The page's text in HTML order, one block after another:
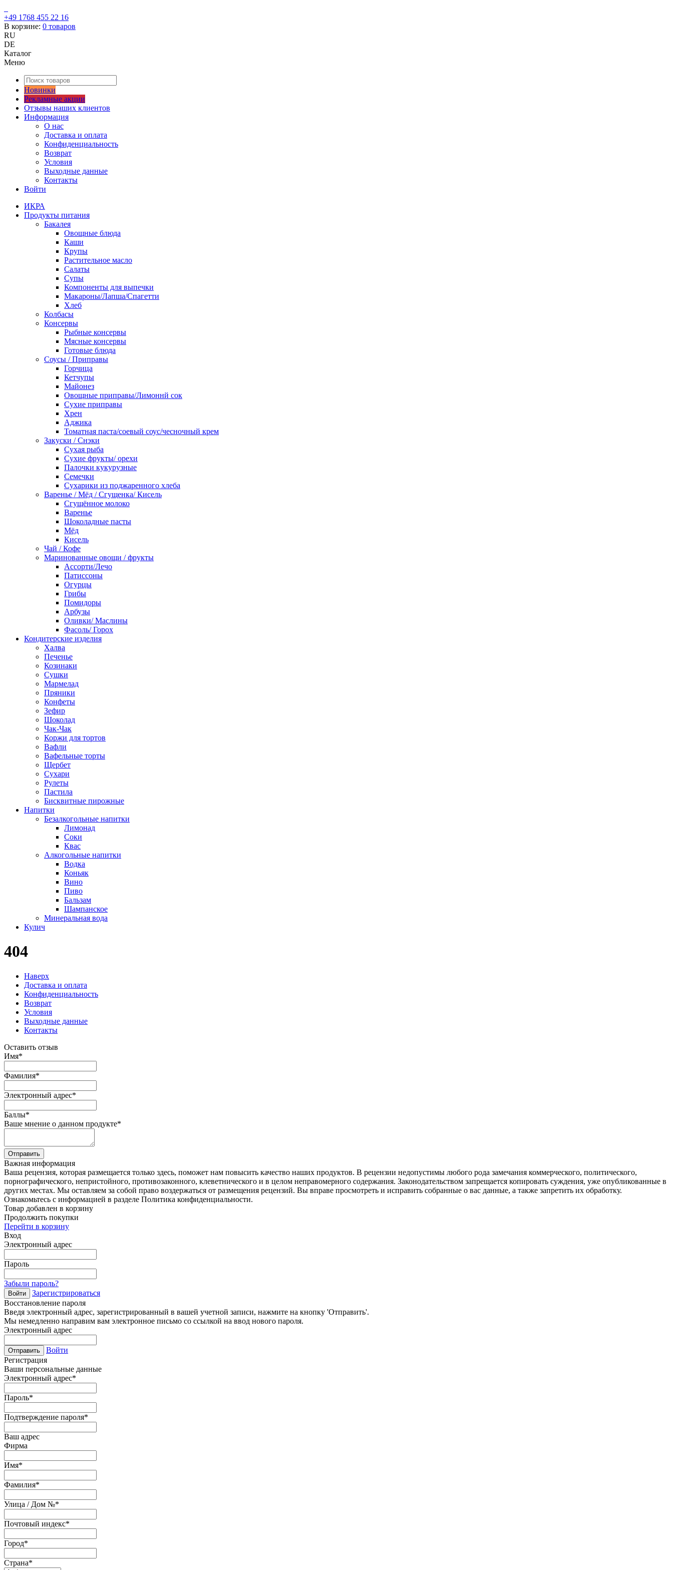
+49 1768 455 22 16
В корзине: 0 товаров
RU
DE
Каталог
Меню
Новинки
Рекламные акции
Отзывы наших клиентов
Информация
О нас
Доставка и оплата
Конфиденциальность
Возврат
Условия
Выходные данные
Контакты
Войти
ИКРА
Продукты питания
Бакалея
Овощные блюда
Каши
Крупы
Растительное масло
Салаты
Супы
Компоненты для выпечки
Макароны/Лапша/Спагетти
Хлеб
Колбасы
Консервы
Рыбные консервы
Мясные консервы
Готовые блюда
Соусы / Приправы
Горчица
Кетчупы
Майонез
Овощные приправы/Лимоннй сок
Сухие приправы
Хрен
Аджика
Томатная паста/соевый соус/чесночный крем
Закуски / Снэки
Сухая рыба
Сухие фрукты/ орехи
Палочки кукурузные
Семечки
Сухарики из поджаренного хлеба
Варенье / Мёд / Сгущенка/ Кисель
Сгущённое молоко
Варенье
Шоколадные пасты
Мёд
Кисель
Чай / Кофе
Маринованные овощи / фрукты
Ассорти/Лечо
Патиссоны
Огурцы
Грибы
Помидоры
Арбузы
Оливки/ Маслины
Фасоль/ Горох
Кондитерские изделия
Халва
Печенье
Козинаки
Сушки
Мармелад
Пряники
Конфеты
Зефир
Шоколад
Чак-Чак
Коржи для тортов
Вафли
Вафельные торты
Щербет
Сухари
Рулеты
Пастила
Бисквитные пирожные
Напитки
Безалкогольные напитки
Лимонад
Соки
Квас
Алкогольные напитки
Водка
Коньяк
Вино
Пиво
Бальзам
Шампанское
Минеральная вода
Кулич
404
Наверх
Доставка и оплата
Конфиденциальность
Возврат
Условия
Выходные данные
Контакты
Оставить отзыв
Имя*
Фамилия*
Электронный адрес*
Баллы*
Ваше мнение о данном продукте*
Отправить
Важная информация
Ваша рецензия, которая размещается только здесь, поможет нам повысить качество наших продуктов. В рецензии недопустимы любого рода замечания коммерческого, политического,
порнографического, непристойного, противозаконного, клеветнического и в целом неправомерного содержания. Законодательством запрещается копировать суждения, уже опубликованные в
других местах. Мы оставляем за собой право воздержаться от размещения рецензий. Вы вправе просмотреть и исправить собранные о вас данные, а также запретить их обработку.
Ознакомьтесь с информацией в разделе Политика конфиденциальности.
Товар добавлен в корзину
Продолжить покупки
Перейти в корзину
Вход
Электронный адрес
Пароль
Забыли пароль?
Войти
Зарегистрироваться
Восстановление пароля
Введя электронный адрес, зарегистрированный в вашей учетной записи, нажмите на кнопку 'Отправить'.
Мы немедленно направим вам электронное письмо со ссылкой на ввод нового пароля.
Электронный адрес
Отправить
Войти
Регистрация
Ваши персональные данные
Электронный адрес*
Пароль*
Подтверждение пароля*
Ваш адрес
Фирма
Имя*
Фамилия*
Улица / Дом №*
Почтовый индекс*
Город*
Страна*